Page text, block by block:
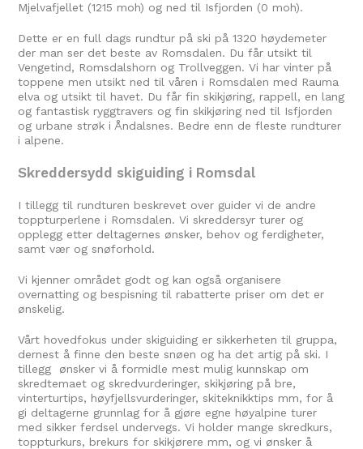
Mjelvafjellet (1215 moh) og ned til Isfjorden (0 moh).
Dette er en full dags rundtur på ski på 1320 høydemeter
der man ser det beste av Romsdalen. Du får utsikt til
Vengetind, Romsdalshorn og Trollveggen. Vi har vinter på
toppene men utsikt ned til våren i Romsdalen med Rauma
elva og utsikt til havet. Du får fin skikjøring, rappell, en lang
og fantastisk ryggtravers og fin skikjøring ned til Isfjorden
og urbane strøk i Åndalsnes. Bedre enn de fleste rundturer
i alpene.
Skreddersydd skiguiding i Romsdal
I tillegg til rundturen beskrevet over guider vi de andre
toppturperlene i Romsdalen. Vi skreddersyr turer og
opplegg etter deltagernes ønsker, behov og ferdigheter,
samt vær og snøforhold.
Vi kjenner området godt og kan også organisere
overnatting og bespisning til rabatterte priser om det er
ønskelig.
Vårt hovedfokus under skiguiding er sikkerheten til gruppa,
dernest å finne den beste snøen og ha det artig på ski. I
tillegg ønsker vi å formidle mest mulig kunnskap om
skredtemaet og skredvurderinger, skikjøring på bre,
vinterturtips, høyfjellsvurderinger, skiteknikktips mm, for å
gi deltagerne grunnlag for å gjøre egne høyalpine turer
med sikker ferdsel undervegs. Vi holder mange skredkurs,
toppturkurs, brekurs for skikjørere mm, og vi ønsker å